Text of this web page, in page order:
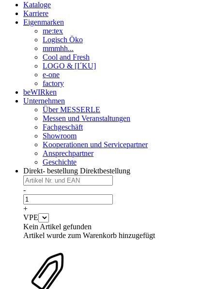
Kataloge
Karriere
Eigenmarken
me:tex
Logisch Öko
mmmhh...
Cool and Fresh
LOGO & [I´KU]
e-one
factory
beWIRken
Unternehmen
Über MESSERLE
Messen und Veranstaltungen
Fachgeschäft
Showroom
Kooperationen und Servicepartner
Ansprechpartner
Geschichte
Direkt- bestellung Direktbestellung
-
+
VPE
Kein Artikel gefunden
Artikel wurde zum Warenkorb hinzugefügt